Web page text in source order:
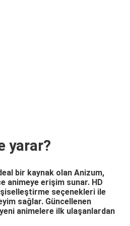
yarar?
bir kaynak olan Anizum,
animeye erişim sunar. HD
seçenekleri ile
sağlar. Güncellenen
animelere ilk ulaşanlardan